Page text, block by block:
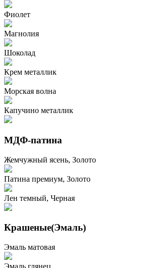
Фиолет
Магнолия
Шоколад
Крем металлик
Морская волна
Капучино металлик
МДФ-патина
Жемчужный ясень, Золото
Патина премиум, Золото
Лен темный, Черная
Крашеные(Эмаль)
Эмаль матовая
Эмаль глянец